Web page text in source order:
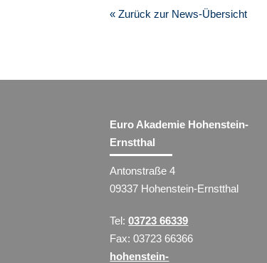
« Zurück zur News-Übersicht
Euro Akademie Hohenstein-
Ernstthal
Antonstraße 4
09337 Hohenstein-Ernstthal
Tel:03723 66339
Fax: 03723 66366
hohenstein-